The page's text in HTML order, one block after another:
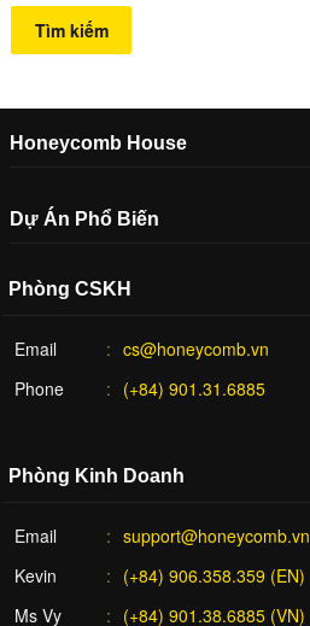
Tìm kiếm
Honeycomb House
Dự Án Phổ Biến
Phòng CSKH
Email
cs@honeycomb.vn
Phone
(+84) 901.31.6885
Phòng Kinh Doanh
Email
support@honeycomb.vn
Kevin
(+84) 906.358.359 (EN)
Ms Vy
(+84) 901.38.6885 (VN)